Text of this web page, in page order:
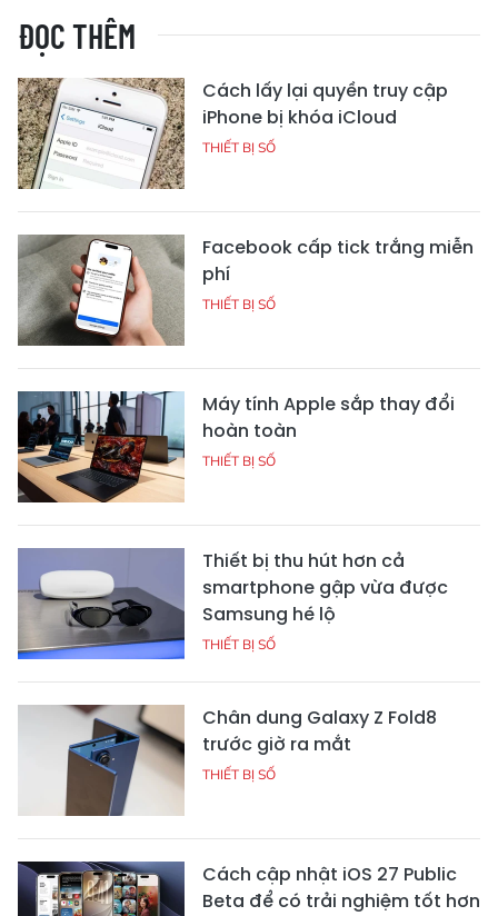
ĐỌC THÊM
Cách lấy lại quyền truy cập
iPhone bị khóa iCloud
THIẾT BỊ SỐ
Facebook cấp tick trắng miễn
phí
THIẾT BỊ SỐ
Máy tính Apple sắp thay đổi
hoàn toàn
THIẾT BỊ SỐ
Thiết bị thu hút hơn cả
smartphone gập vừa được
Samsung hé lộ
THIẾT BỊ SỐ
Chân dung Galaxy Z Fold8
trước giờ ra mắt
THIẾT BỊ SỐ
Cách cập nhật iOS 27 Public
Beta để có trải nghiệm tốt hơn